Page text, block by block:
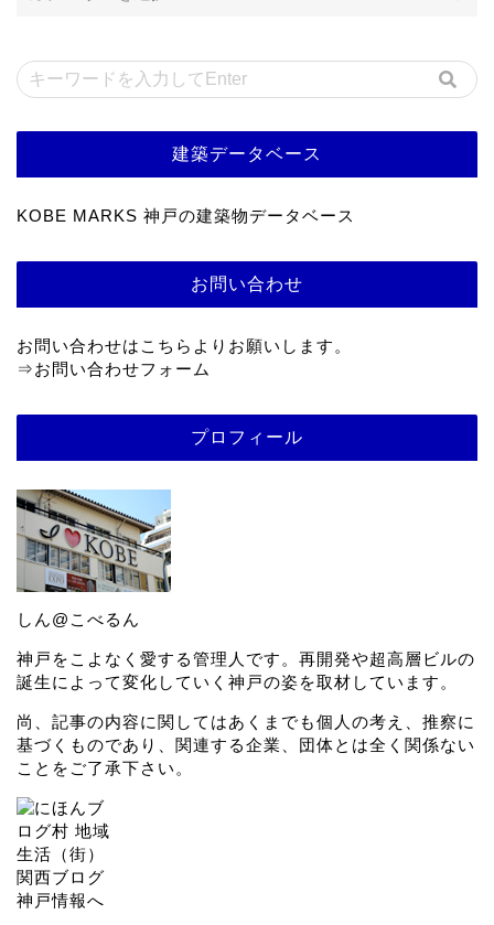
建築データベース
KOBE MARKS 神戸の建築物データベース
お問い合わせ
お問い合わせはこちらよりお願いします。
⇒お問い合わせフォーム
プロフィール
しん@こべるん
神戸をこよなく愛する管理人です。再開発や超高層ビルの
誕生によって変化していく神戸の姿を取材しています。
尚、記事の内容に関してはあくまでも個人の考え、推察に
基づくものであり、関連する企業、団体とは全く関係ない
ことをご了承下さい。